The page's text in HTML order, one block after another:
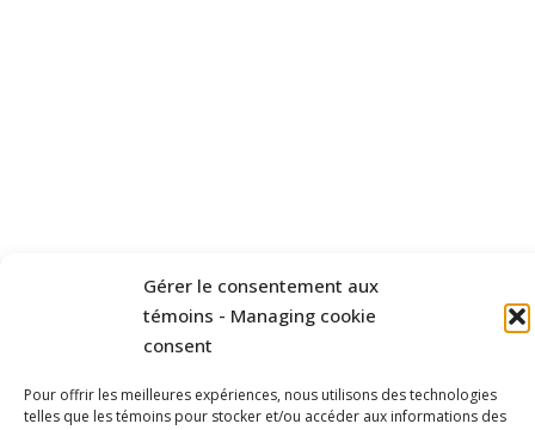
Gérer le consentement aux
témoins - Managing cookie
consent
Pour offrir les meilleures expériences, nous utilisons des technologies
telles que les témoins pour stocker et/ou accéder aux informations des